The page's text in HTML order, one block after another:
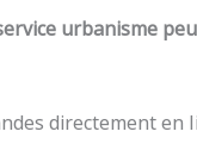
urbanisme
directement en